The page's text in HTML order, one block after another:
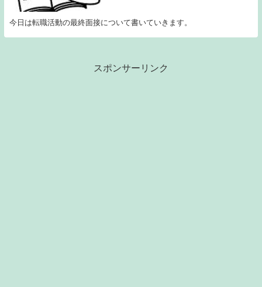
今日は転職活動の最終面接について書いていきます。
スポンサーリンク